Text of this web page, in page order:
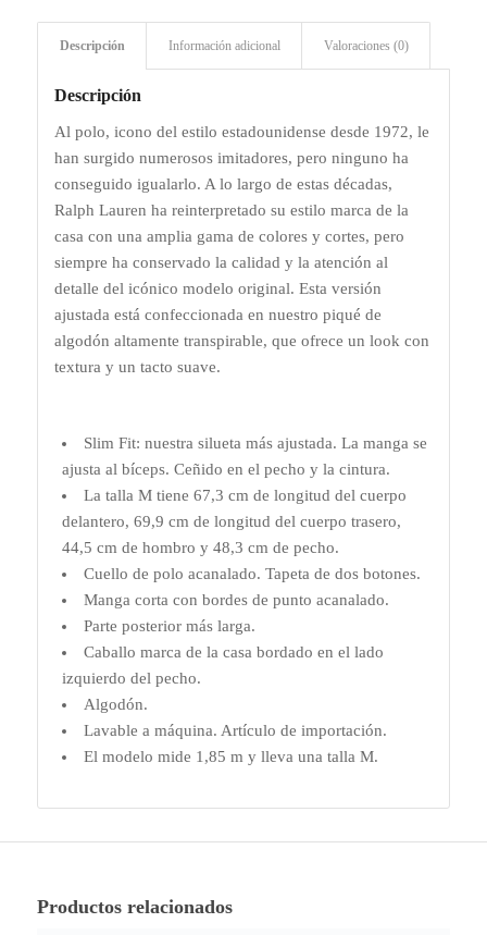
Descripción Información adicional Valoraciones (0)
Descripción
Al polo, icono del estilo estadounidense desde 1972, le
han surgido numerosos imitadores, pero ninguno ha
conseguido igualarlo. A lo largo de estas décadas,
Ralph Lauren ha reinterpretado su estilo marca de la
casa con una amplia gama de colores y cortes, pero
siempre ha conservado la calidad y la atención al
detalle del icónico modelo original. Esta versión
ajustada está confeccionada en nuestro piqué de
algodón altamente transpirable, que ofrece un look con
textura y un tacto suave.
Slim Fit: nuestra silueta más ajustada. La manga se
ajusta al bíceps. Ceñido en el pecho y la cintura.
La talla M tiene 67,3 cm de longitud del cuerpo
delantero, 69,9 cm de longitud del cuerpo trasero,
44,5 cm de hombro y 48,3 cm de pecho.
Cuello de polo acanalado. Tapeta de dos botones.
Manga corta con bordes de punto acanalado.
Parte posterior más larga.
Caballo marca de la casa bordado en el lado
izquierdo del pecho.
Algodón.
Lavable a máquina. Artículo de importación.
El modelo mide 1,85 m y lleva una talla M.
Productos relacionados